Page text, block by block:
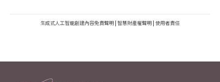
生成式人工智能創建內容免責聲明 | 智慧財產權聲明 | 使用者責任